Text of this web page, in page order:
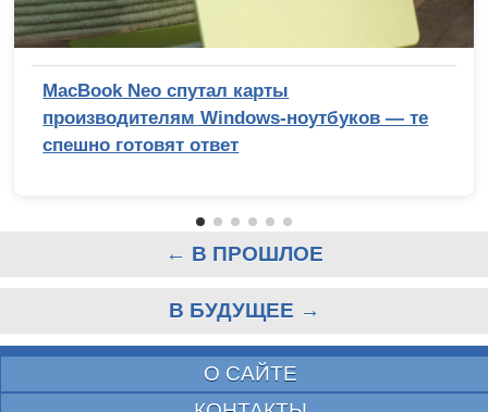
MacBook Neo спутал карты
производителям Windows-ноутбуков — те
спешно готовят ответ
← В ПРОШЛОЕ
В БУДУЩЕЕ →
О САЙТЕ